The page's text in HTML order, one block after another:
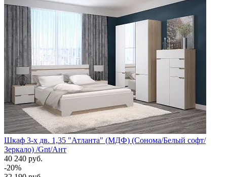
Шкаф 3-х дв. 1,35 "Атланта" (МДФ) (Сонома/Белый софт/
Зеркало) /Gnt/Ант
40 240 руб.
-20%